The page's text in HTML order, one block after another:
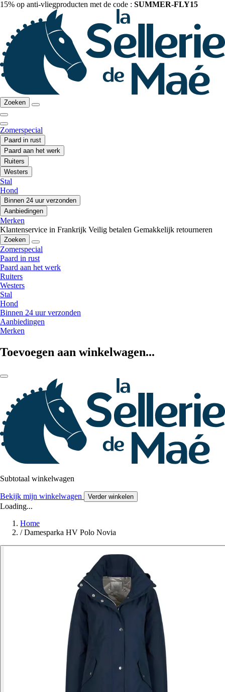
15% op anti-vliegproducten met de code : SUMMER-FLY15
Zoeken
Zomerspecial
Paard in rust
Paard aan het werk
Ruiters
Westers
Stal
Hond
Binnen 24 uur verzonden
Aanbiedingen
Merken
Klantenservice in Frankrijk Veilig betalen Gemakkelijk retourneren
Zoeken
Zomerspecial
Paard in rust
Paard aan het werk
Ruiters
Westers
Stal
Hond
Binnen 24 uur verzonden
Aanbiedingen
Merken
Toevoegen aan winkelwagen...
Subtotaal winkelwagen
Bekijk mijn winkelwagen Verder winkelen
Loading...
Home
/ Damesparka HV Polo Novia